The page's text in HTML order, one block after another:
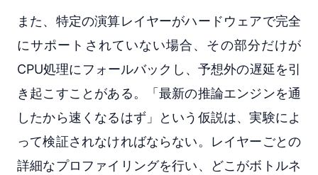
また、特定の演算レイヤーがハードウェアで完全
にサポートされていない場合、その部分だけが
CPU処理にフォールバックし、予想外の遅延を引
き起こすことがある。「最新の推論エンジンを通
したから速くなるはず」という仮説は、実験によ
って検証されなければならない。レイヤーごとの
詳細なプロファイリングを行い、どこがボトルネ